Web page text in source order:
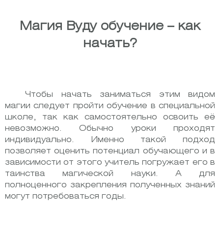
Магия Вуду обучение – как
начать?
Чтобы начать заниматься этим видом
магии следует пройти обучение в специальной
школе, так как самостоятельно освоить её
невозможно. Обычно уроки проходят
индивидуально. Именно такой подход
позволяет оценить потенциал обучающего и в
зависимости от этого учитель погружает его в
таинства магической науки. А для
полноценного закрепления полученных знаний
могут потребоваться годы.